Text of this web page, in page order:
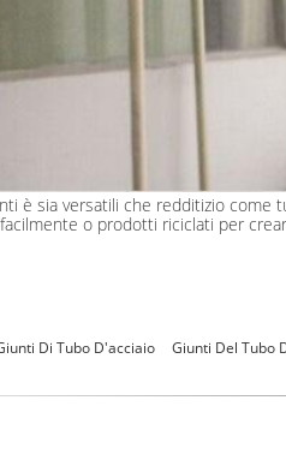
è sia versatili che redditizio
o prodotti riciclati per
Di Tubo D'acciaio Giunti Del Tubo